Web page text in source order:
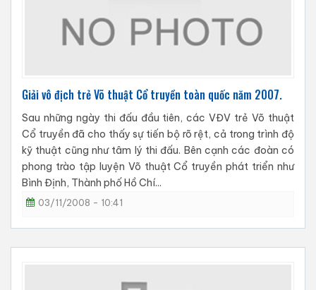
Giải vô địch trẻ Võ thuật Cổ truyền toàn quốc năm 2007.
Sau những ngày thi đấu đầu tiên, các VĐV trẻ Võ thuật
Cổ truyền đã cho thấy sự tiến bộ rõ rệt, cả trong trình độ
kỹ thuật cũng như tâm lý thi đấu. Bên cạnh các đoàn có
phong trào tập luyện Võ thuật Cổ truyền phát triển như
Bình Định, Thành phố Hồ Chí...
03/11/2008 - 10:41